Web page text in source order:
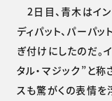
2日目、青木はイ
ディパット、パーパ
ぎ付けにしたのだ。
タル・マジック”と
スも驚がくの表情を